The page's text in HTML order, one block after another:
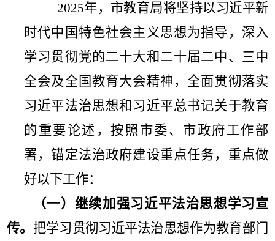
2025年， 市教育局将坚持以习近平新
时代中国特色社会主义思想为指导，深入
学习贯彻党的二十大和二十届二中、三中
全会及全国教育大会精神，全面贯彻落实
习近平法治思想和习近平总书记关于教育
的重要论述，按照 市委、 市政府工作部
署，锚定法治政府建设重点任务，重点做
好以下工作：
（一） 继续加强习近平法治思想学习宣
传。 把学习贯彻习近平法治思想作为教育部门